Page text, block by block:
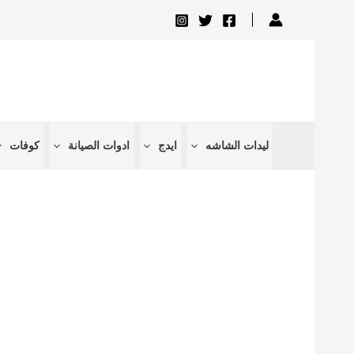
ليدات الشاشه ايدج ادوات الصيانة كوفات